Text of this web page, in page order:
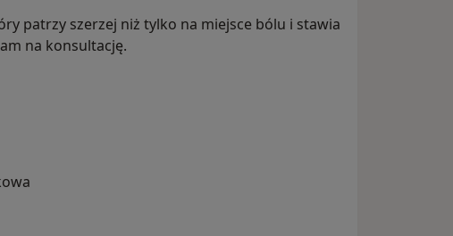
patrzy szerzej niż tylko na miejsce bólu i stawia
na konsultację.